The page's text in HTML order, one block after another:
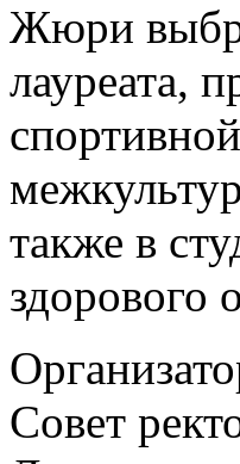
Жюри
лауреата,
также в
здорового
Совет